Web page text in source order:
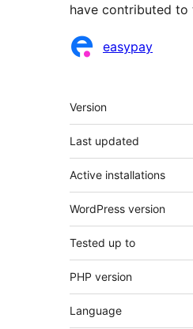
have contributed to
Contributors
easypay
Meta
Version
Last updated
Active installations
WordPress version
Tested up to
PHP version
Language